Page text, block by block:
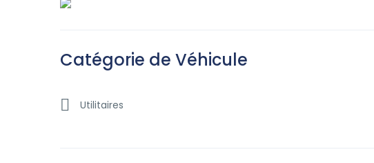
Catégorie de Véhicule
Utilitaires